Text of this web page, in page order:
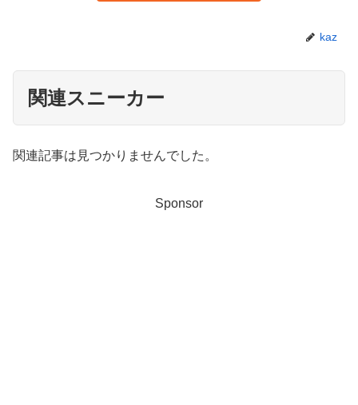
kaz
関連スニーカー
関連記事は見つかりませんでした。
Sponsor